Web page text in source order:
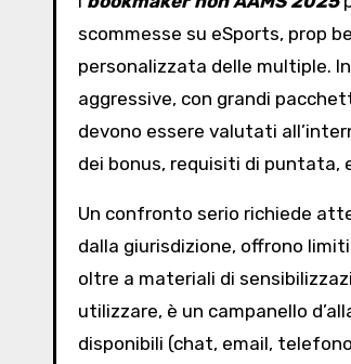
scommesse su eSports, prop
personalizzata delle multiple.
aggressive, con grandi
devono essere valutati
dei bonus, requisiti di puntata,
Un confronto serio richiede
dalla giurisdizione, offrono
oltre a materiali di
utilizzare, è un campanello
disponibili (chat, email,